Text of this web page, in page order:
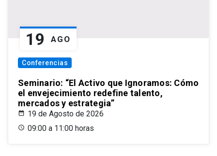
19 AGO
Conferencias
Seminario: “El Activo que Ignoramos: Cómo
el envejecimiento redefine talento,
mercados y estrategia”
19 de Agosto de 2026
09:00 a 11:00 horas